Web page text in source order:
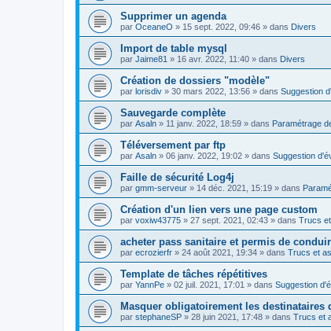
Supprimer un agenda
par OceaneO » 15 sept. 2022, 09:46 » dans Divers
Import de table mysql
par Jaime81 » 16 avr. 2022, 11:40 » dans Divers
Création de dossiers "modèle"
par lorisdiv » 30 mars 2022, 13:56 » dans Suggestion
Sauvegarde complète
par Asaln » 11 janv. 2022, 18:59 » dans Paramétrage
Téléversement par ftp
par Asaln » 06 janv. 2022, 19:02 » dans Suggestion
Faille de sécurité Log4j
par gmm-serveur » 14 déc. 2021, 15:19 » dans
Création d'un lien vers une page custom
par voxiw43775 » 27 sept. 2021, 02:43 » dans Trucs
acheter pass sanitaire et permis de
par ecrozierfr » 24 août 2021, 19:34 » dans Trucs et
Template de tâches répétitives
par YannPe » 02 juil. 2021, 17:01 » dans Suggestion
Masquer obligatoirement les destinataires
par stephaneSP » 28 juin 2021, 17:48 » dans Trucs et